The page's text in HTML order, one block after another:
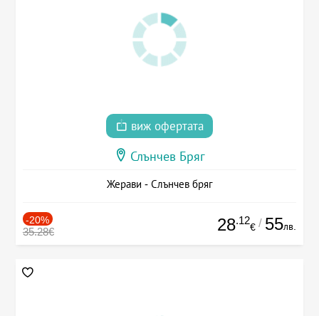
виж офертата
Слънчев Бряг
Жерави - Слънчев бряг
-20%
35.28€ 28.12
€ / 55лв.